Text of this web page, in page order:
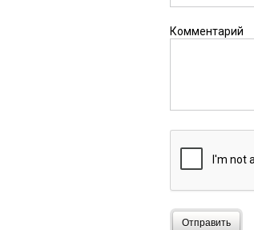
Комментарий
Отправить